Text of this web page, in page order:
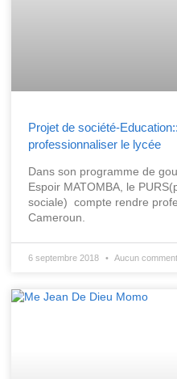
Projet de société-
professionnaliser le lycée
Dans son programme de
Espoir MATOMBA, le
sociale) compte rendre
Cameroun.
6 septembre 2018 Aucun